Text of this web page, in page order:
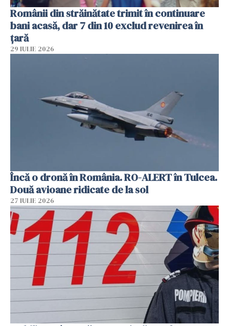
Românii din străinătate trimit în continuare
bani acasă, dar 7 din 10 exclud revenirea în
țară
29 IULIE 2026
Încă o dronă în România. RO-ALERT în Tulcea.
Două avioane ridicate de la sol
27 IULIE 2026